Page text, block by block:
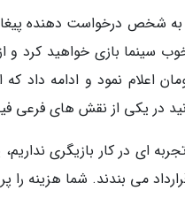
به شخص درخواست دهنده
سینما بازی خواهید کرد
او مبلغ نقش های اصلی را 150 میلیون تومان
ای در کار بازیگری نداریم،
می بندند. شما هزینه را